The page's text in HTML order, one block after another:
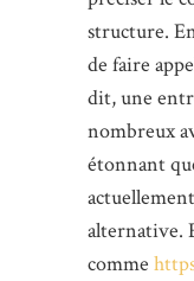
structure.
de faire
dit, une
nombreux
étonnant
alternative.
comme